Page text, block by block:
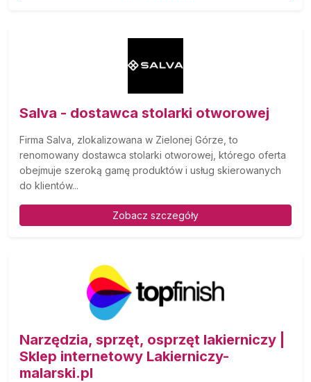
Salva - dostawca stolarki otworowej
Firma Salva, zlokalizowana w Zielonej Górze, to
renomowany dostawca stolarki otworowej, którego oferta
obejmuje szeroką gamę produktów i usług skierowanych
do klientów...
Zobacz szczegóły
Narzędzia, sprzęt, osprzęt lakierniczy |
Sklep internetowy Lakierniczy-
malarski.pl